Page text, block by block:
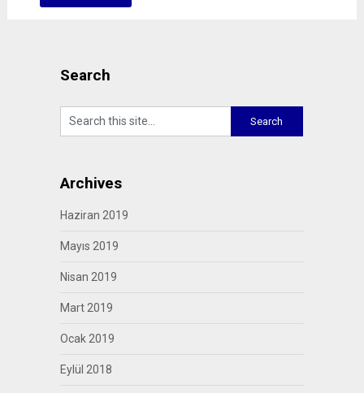
Search
Archives
Haziran 2019
Mayıs 2019
Nisan 2019
Mart 2019
Ocak 2019
Eylül 2018